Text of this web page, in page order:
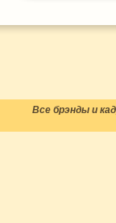
Все брэнды и